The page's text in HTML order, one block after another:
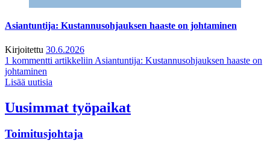
Asiantuntija: Kustannusohjauksen haaste on johtaminen
Kirjoitettu 30.6.2026
1 kommentti artikkeliin Asiantuntija: Kustannusohjauksen haaste on
johtaminen
Lisää uutisia
Uusimmat työpaikat
Toimitusjohtaja